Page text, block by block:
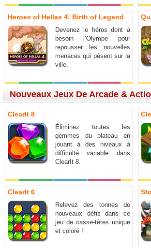
Heroes of Hellas 4: Birth of Legend
Devenez le héros dont a
besoin l’Olympe pour
repousser les nouvelles
menaces qui pèsent sur la
ville.
Nouveaux Jeux De Arcade &
ClearIt 8
Éliminez toutes les
gemmes du plateau en
jouant à des niveaux à
difficulté variable dans
ClearIt 8.
ClearIt 6
Relevez des tonnes de
nouveaux défis dans ce
jeu de casse-têtes unique
et coloré !